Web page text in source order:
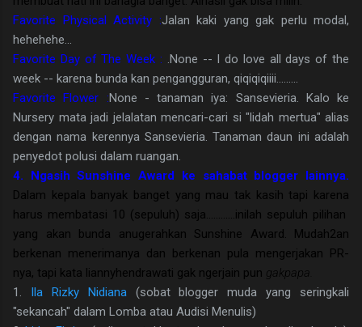
Favorite Physical Activity :Jalan kaki yang gak perlu modal,
hehehehe...
Favorite Day of The Week : .None -- I do love all days of the
week -- karena bunda kan pengangguran, qiqiqiqiiii.........
Favorite Flower :None - tanaman iya: Sansevieria. Kalo ke
Nursery mata jadi jelalatan mencari-cari si "lidah mertua" alias
dengan nama kerennya Sansevieria. Tanaman daun ini adalah
penyedot polusi dalam ruangan.
4. Ngasih Sunshine Award ke sahabat blogger lainnya.
Dalam kepala banyak banget yang mau tak kasih tapi karena
harus membatasi 10 (sepuluh) saja............inilah sepuluh pilihan
yang akan bunda anugerahkan Sunshine Award. Mudah2an
berkenan menerimanya dan berkenan pula mengerjakan PR-
nya, tapi kata liannyhendrawati gak ngerjain pun gakpapa.
1.
Ila Rizky Nidiana (sobat blogger muda yang seringkali
"sekancah" dalam Lomba atau Audisi Menulis)